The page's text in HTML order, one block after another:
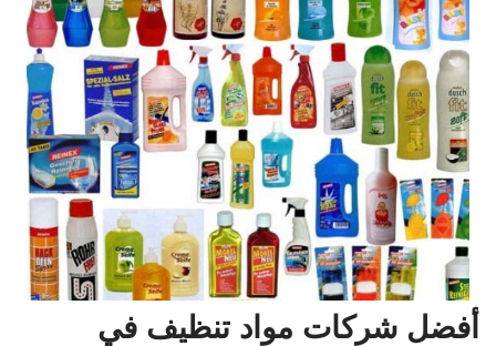
أفضل شركات مواد تنظيف في